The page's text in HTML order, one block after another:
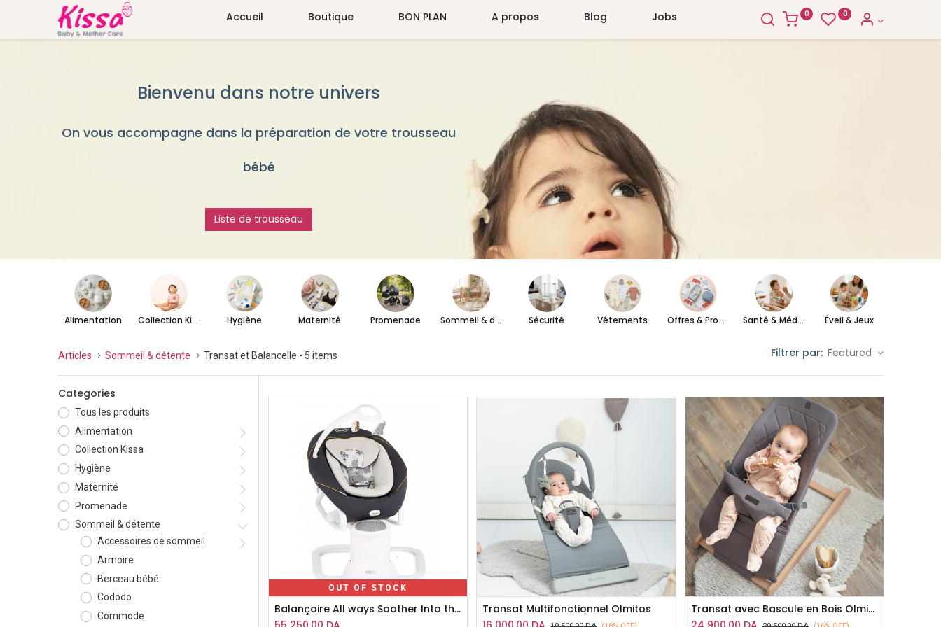
Accueil Boutique BON PLAN A propos Blog Jobs 0 0
Bienvenu dans notre univers
On vous accompagne dans la préparation de votre trousseau
bébé
Liste de trousseau
Alimentation Collection Kissa Hygiène Maternité Promenade Sommeil & détente Sécurité Vêtements Offres & Promotions Santé & Médical Éveil & Jeux
Articles Sommeil & détente Transat et Balancelle - 5 items Filtrer par: Featured
Categories
Tous les produits
Alimentation
Collection Kissa
Hygiène
Maternité
Promenade
Sommeil & détente
Accessoires de sommeil
Armoire
Berceau bébé
Cododo
Commode
OUT OF STOCK
Balançoire All ways Soother Into the wild GRACO
Transat Multifonctionnel Olmitos
Transat avec Bascule en Bois Olmitos